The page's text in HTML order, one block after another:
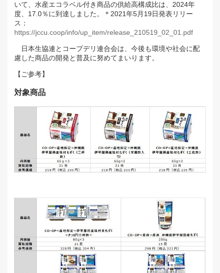
いて、水産エコラベル付き商品の供給高構成比は、2024年
度、17.0％に到達しました。
＊2021年5月19日発表リリー
ス：
https://jccu.coop/info/up_item/release_210519_02_01.pdf
日本生協連とコープデリ連合会は、今後も環境や社会に配
慮した商品の開発と普及に努めてまいります。
【ご参考】
対象商品